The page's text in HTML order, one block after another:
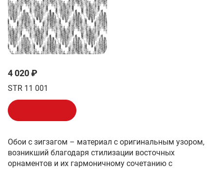
4 020 ₽
STR 11 001
Обои с зигзагом – материал с оригинальным узором,
возникший благодаря стилизации восточных
орнаментов и их гармоничному сочетанию с